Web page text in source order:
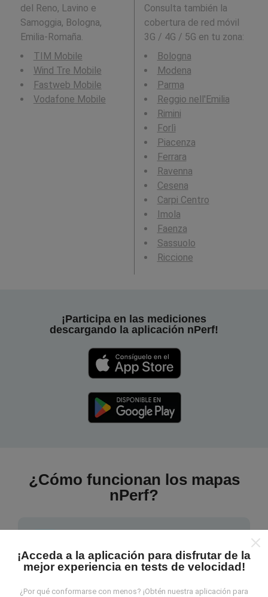
del Reno, Lavino e
Samoggia, Bologna,
Emilia-Romaña.
TIM Mobile
Wind Tre Mobile
Fastweb Mobile
Vodafone Mobile
Consulta también la
cobertura de red móvil
3G / 4G / 5G en tu zona:
Bologna
Modena
Parma
Reggio nell'Emilia
Rimini
Forlì
Piacenza
Ferrara
Ravenna
Cesena
Carpi Centro
Imola
Faenza
Sassuolo
Riccione
¡Participa en las mediciones
descargando la aplicación nPerf!
¿Cómo funcionan los mapas
nPerf?
¡Acceda a la aplicación para disfrutar de la
mejor experiencia en tests de velocidad!
¿Por qué conformarse con menos? ¡Obtén nuestra aplicación para